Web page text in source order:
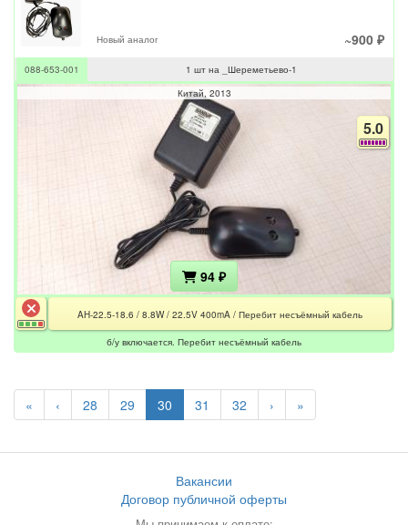
Новый аналог ~900 ₽
088-653-001
1 шт на _Шереметьево-1
Китай 2013
5.0
94 ₽
AH-22.5-18.6 / 8.8W / 22.5V 400mA / Перебит несъёмный кабель
б/у включается. Перебит несъёмный кабель
« ‹ 28 29 30 31 32 › »
Вакансии
Договор публичной оферты